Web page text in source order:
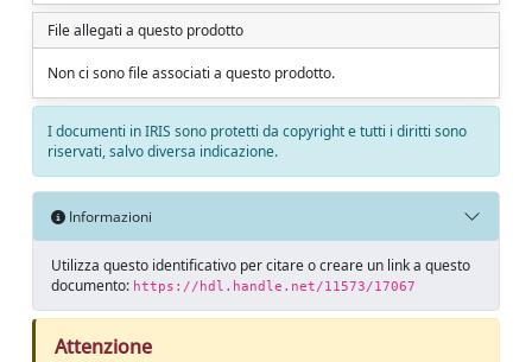
File allegati a questo prodotto
Non ci sono file associati a questo prodotto.
I documenti in IRIS sono protetti da copyright e tutti i diritti sono
riservati, salvo diversa indicazione.
Informazioni
Utilizza questo identificativo per citare o creare un link a questo
documento: https://hdl.handle.net/11573/17067
Attenzione